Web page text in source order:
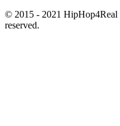
© 2015 - 2021
reserved.